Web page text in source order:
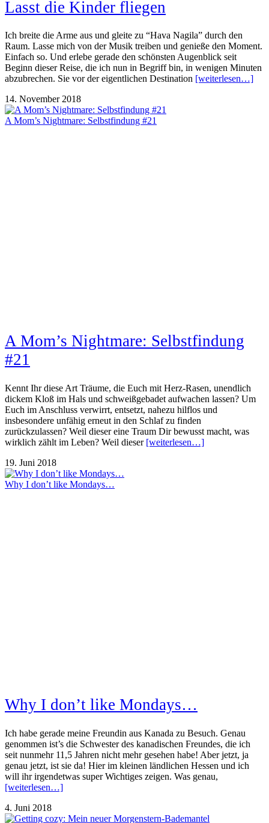
Lasst die Kinder fliegen
Ich breite die Arme aus und gleite zu “Hava Nagila” durch den
Raum. Lasse mich von der Musik treiben und genieße den Moment.
Einfach so. Und erlebe gerade den schönsten Augenblick seit
Beginn dieser Reise, die ich nun in Begriff bin, in wenigen Minuten
abzubrechen. Sie vor der eigentlichen Destination [weiterlesen…]
14. November 2018
A Mom’s Nightmare: Selbstfindung #21
A Mom’s Nightmare: Selbstfindung
#21
Kennt Ihr diese Art Träume, die Euch mit Herz-Rasen, unendlich
dickem Kloß im Hals und schweißgebadet aufwachen lassen? Um
Euch im Anschluss verwirrt, entsetzt, nahezu hilflos und
insbesondere unfähig erneut in den Schlaf zu finden
zurückzulassen? Weil dieser eine Traum Dir bewusst macht, was
wirklich zählt im Leben? Weil dieser [weiterlesen…]
19. Juni 2018
Why I don’t like Mondays…
Why I don’t like Mondays…
Ich habe gerade meine Freundin aus Kanada zu Besuch. Genau
genommen ist’s die Schwester des kanadischen Freundes, die ich
seit nunmehr 11,5 Jahren nicht mehr gesehen habe! Aber jetzt, ja
genau jetzt, ist sie da! Hier im kleinen ländlichen Hessen und ich
will ihr irgendetwas super Wichtiges zeigen. Was genau,
[weiterlesen…]
4. Juni 2018